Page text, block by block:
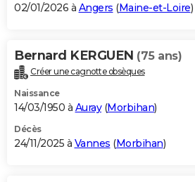
S'inscrire
Se connecter
Lycées
Collèges
Primaires
Universités
Entreprises
Service militaire
Avis de recherche
AVIS DE DÉCÈS
Bricolage
Lifestyle
Culture
Sport
Auto
Television
Voyage
Cinema
02/01/2026 à Angers (Maine-et-Loire)
Bernard KERGUEN (75 ans)
Créer une cagnotte obsèques
Naissance
14/03/1950 à Auray(Morbihan)
Décès
24/11/2025 à Vannes (Morbihan)